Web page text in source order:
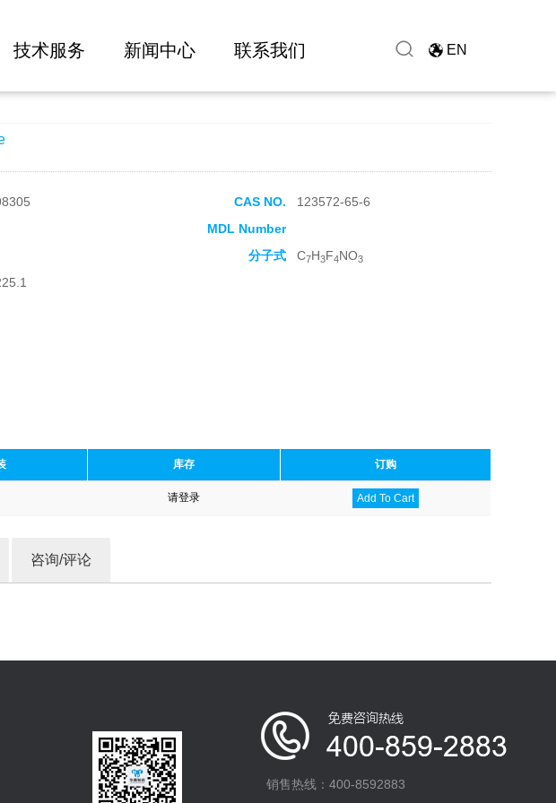
技术服务 新闻中心 联系我们 EN
CAS NO.
123572-65-6
MDL Number
分子式 C7H3F4NO3
库存 订购
请登录 Add To Cart
咨询/评论
销售热线：400-8592883